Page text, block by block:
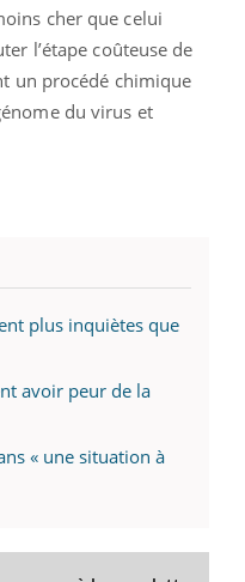
cher que celui
l’étape coûteuse de
un procédé chimique
du virus et
plus inquiètes que
avoir peur de la
« une situation à